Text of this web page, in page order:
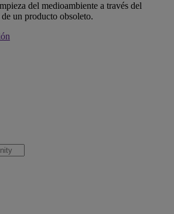
del medioambiente a través del
un producto obsoleto.